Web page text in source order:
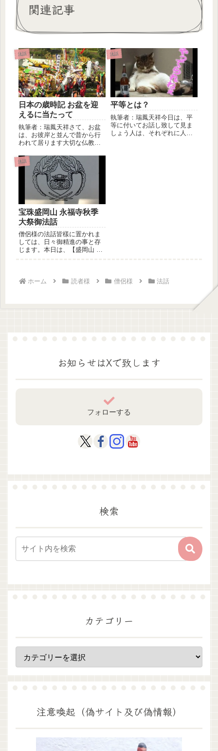
関連記事
法話
日本の歳時記 お盆を迎
えるに当たって
執筆者：瑞鳳天祥さて、お盆
は、お彼岸と並んで昔から行
われて居ります大切な仏教行
正月と共...
法話
平等とは？
執筆者：瑞鳳天祥今日は、平
等に付いてお話し致して見ま
しょう人は、それぞれに人生
法話
宝珠盛岡山 永福寺秋季
大祭御法話
僧侶様の法話皆樣に置かれま
しては、日々御精進の事と存
じます。本日は、【盛岡山 永
ホーム 読者様 僧侶様 法話
お知らせはXで致します
フォローする
検索
カテゴリー
注意喚起（偽サイト及び偽情報）